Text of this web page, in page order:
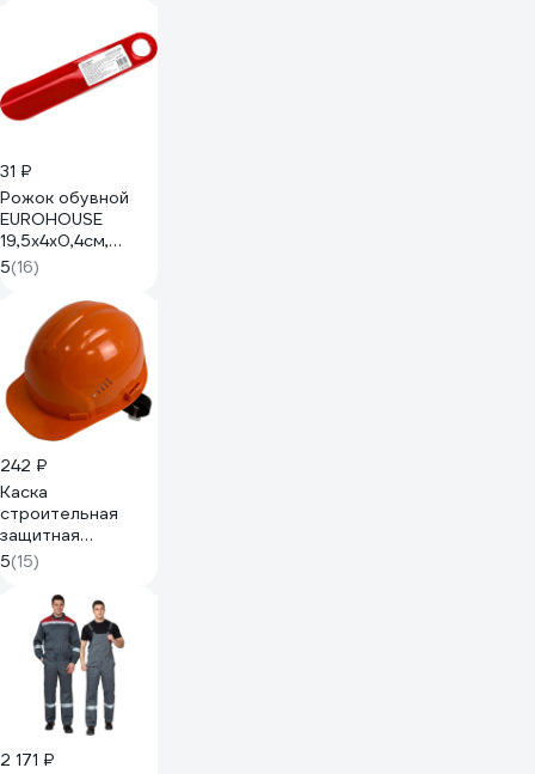
31 ₽
Рожок обувной
EUROHOUSE
19,5х4х0,4см,
полипропилен
16315
5(16)
242 ₽
Каска
строительная
защитная
SAMGRUPP
оранжевая BASIC
SR-109010001
5(15)
2 171 ₽